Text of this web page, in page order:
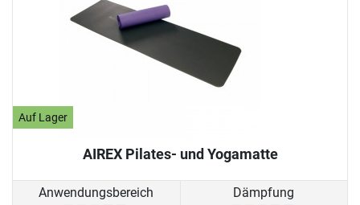
Auf Lager
AIREX Pilates- und Yogamatte
Anwendungsbereich Dämpfung